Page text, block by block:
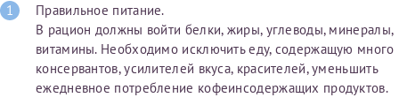
Правильное питание.
В рацион должны войти белки, жиры, углеводы, минералы,
витамины. Необходимо исключить еду, содержащую много
консервантов, усилителей вкуса, красителей, уменьшить
ежедневное потребление кофеинсодержащих продуктов.